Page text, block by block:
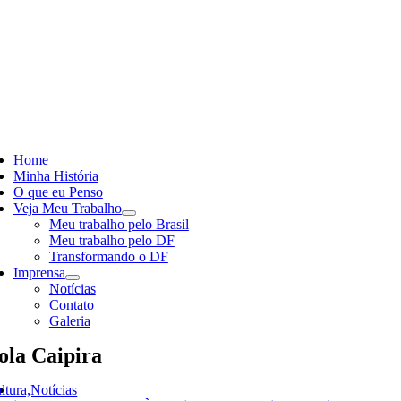
Home
Minha História
O que eu Penso
Veja Meu Trabalho
Meu trabalho pelo Brasil
Meu trabalho pelo DF
Transformando o DF
Imprensa
Notícias
Contato
Galeria
Caipira